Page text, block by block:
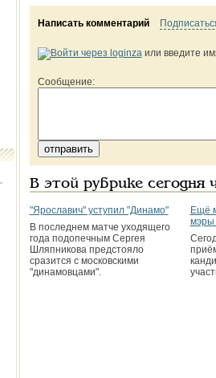
Написать комментарий
или введите
Сообщение:
В этой рубрике сегодня
"Ярославич" уступил "Динамо"
В последнем матче уходящего
года подопечным Сергея
Шляпникова предстояло
сразится с московскими
"динамовцами".
Ещё
мэры